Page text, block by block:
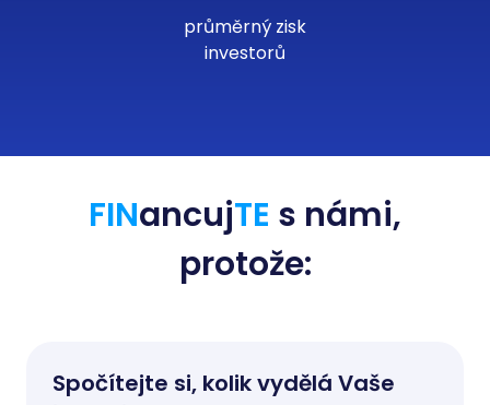
průměrný zisk
investorů
FINancujTE s námi,
protože:
Spočítejte si, kolik vydělá Vaše